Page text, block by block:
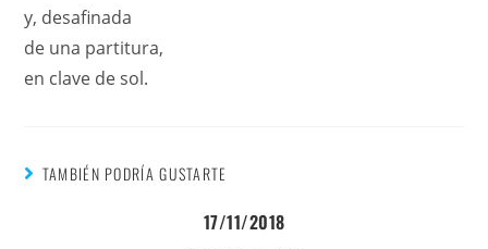
y, desafinada
de una partitura,
en clave de sol.
TAMBIÉN PODRÍA GUSTARTE
17/11/2018